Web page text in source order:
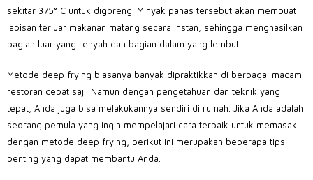
sekitar 375° C untuk digoreng. Minyak panas tersebut akan membuat
lapisan terluar makanan matang secara instan, sehingga menghasilkan
bagian luar yang renyah dan bagian dalam yang lembut.
Metode deep frying biasanya banyak dipraktikkan di berbagai macam
restoran cepat saji. Namun dengan pengetahuan dan teknik yang
tepat, Anda juga bisa melakukannya sendiri di rumah. Jika Anda adalah
seorang pemula yang ingin mempelajari cara terbaik untuk memasak
dengan metode deep frying, berikut ini merupakan beberapa tips
penting yang dapat membantu Anda.